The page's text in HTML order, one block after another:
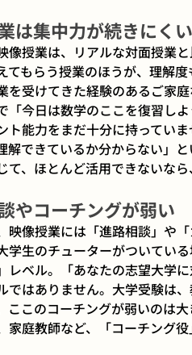
は集中力が続きにくい
像授業は、リアルな対面授業
てもらう授業のほうが、理解
を受けてきた経験のあるご家
「今日は数学のここを復習し
ト能力をまだ十分に持ってい
解できているか分からない」
て、ほとんど活用できないなら
やコーチングが弱い
映像授業には「進路相談」や
学生のチューターがついてい
レベル。「あなたの志望大学
ではありません。大学受験は
ここのコーチングが弱いのは
家庭教師など、「コーチング役